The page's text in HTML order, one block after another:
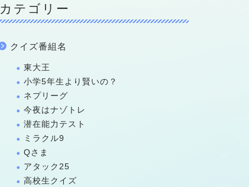
カテゴリー
クイズ番組名
東大王
小学5年生より賢いの？
ネプリーグ
今夜はナゾトレ
潜在能力テスト
ミラクル9
Qさま
アタック25
高校生クイズ